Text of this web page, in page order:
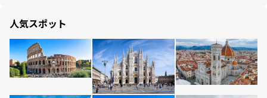
人気スポット